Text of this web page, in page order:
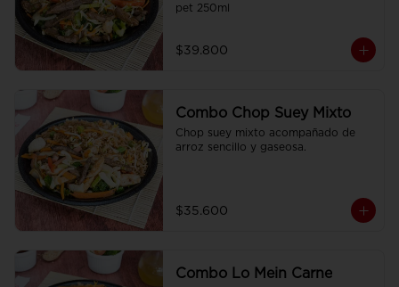
pet 250ml
$39.800
Combo Chop Suey Mixto
Chop suey mixto acompañado de
arroz sencillo y gaseosa.
$35.600
Combo Lo Mein Carne